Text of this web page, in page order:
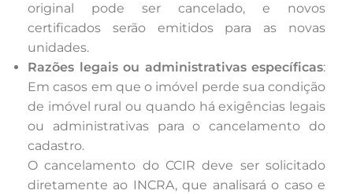
original pode ser cancelado, e novos
certificados serão emitidos para as novas
unidades.
Razões legais ou administrativas específicas:
Em casos em que o imóvel perde sua condição
de imóvel rural ou quando há exigências legais
ou administrativas para o cancelamento do
cadastro.
O cancelamento do CCIR deve ser solicitado
diretamente ao INCRA, que analisará o caso e